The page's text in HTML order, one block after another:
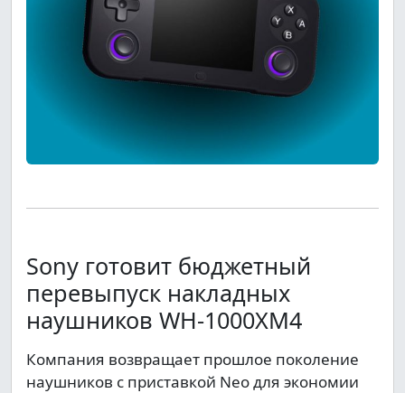
Sony готовит бюджетный
перевыпуск накладных
наушников WH-1000XM4
Компания возвращает прошлое поколение
наушников с приставкой Neo для экономии